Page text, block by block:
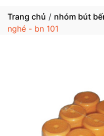
Trang chủ / nhóm bút
nghé - bn 101